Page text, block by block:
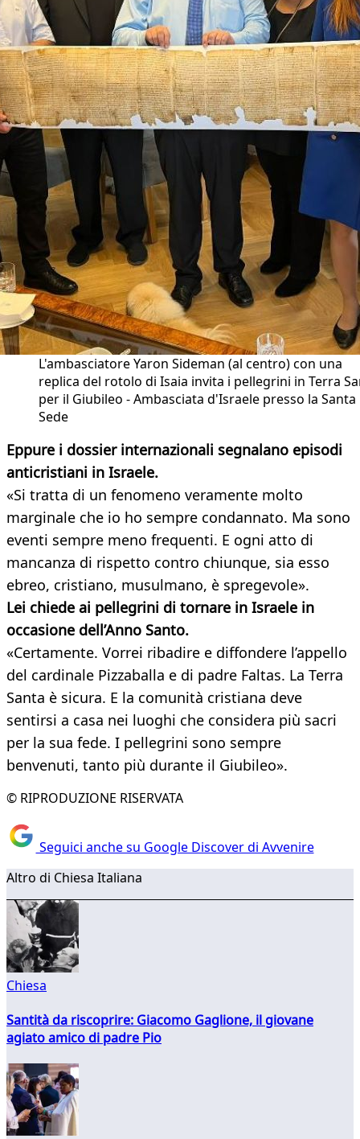
L'ambasciatore Yaron Sideman (al centro) con una
replica del rotolo di Isaia invita i pellegrini in Terra
per il Giubileo - Ambasciata d'Israele presso la Santa
Sede
Eppure i dossier internazionali segnalano episodi
anticristiani in Israele.
«Si tratta di un fenomeno veramente molto
marginale che io ho sempre condannato. Ma sono
eventi sempre meno frequenti. E ogni atto di
mancanza di rispetto contro chiunque, sia esso
ebreo, cristiano, musulmano, è spregevole».
Lei chiede ai pellegrini di tornare in Israele in
occasione dell’Anno Santo.
«Certamente. Vorrei ribadire e diffondere l’appello
del cardinale Pizzaballa e di padre Faltas. La Terra
Santa è sicura. E la comunità cristiana deve
sentirsi a casa nei luoghi che considera più sacri
per la sua fede. I pellegrini sono sempre
benvenuti, tanto più durante il Giubileo».
© RIPRODUZIONE RISERVATA
Seguici anche su Google Discover di Avvenire
Altro di Chiesa Italiana
Chiesa
Santità da riscoprire: Giacomo Gaglione, il giovane
agiato amico di padre Pio